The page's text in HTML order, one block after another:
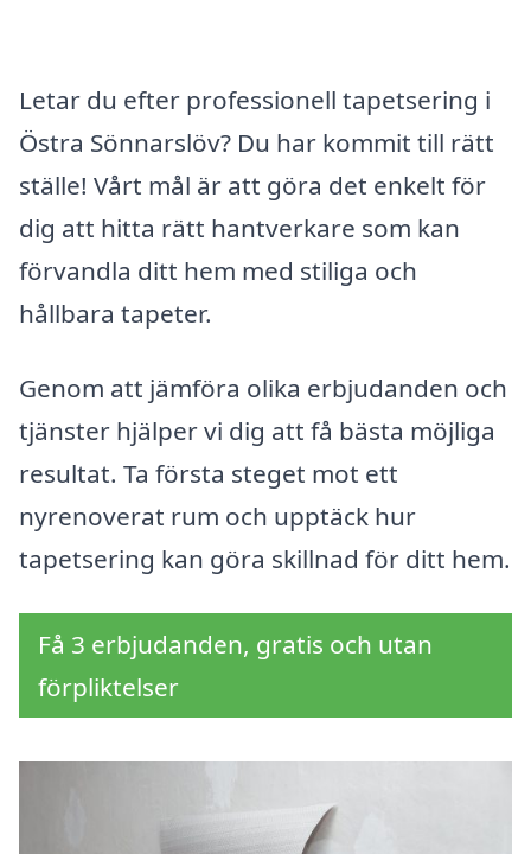
Letar du efter professionell tapetsering i
Östra Sönnarslöv? Du har kommit till rätt
ställe! Vårt mål är att göra det enkelt för
dig att hitta rätt hantverkare som kan
förvandla ditt hem med stiliga och
hållbara tapeter.
Genom att jämföra olika erbjudanden och
tjänster hjälper vi dig att få bästa möjliga
resultat. Ta första steget mot ett
nyrenoverat rum och upptäck hur
tapetsering kan göra skillnad för ditt hem.
Få 3 erbjudanden, gratis och utan
förpliktelser